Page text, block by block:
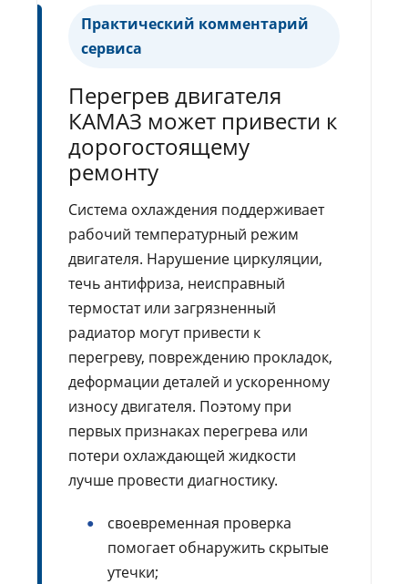
Практический комментарий
сервиса
Перегрев двигателя
КАМАЗ может привести к
дорогостоящему
ремонту
Система охлаждения поддерживает
рабочий температурный режим
двигателя. Нарушение циркуляции,
течь антифриза, неисправный
термостат или загрязненный
радиатор могут привести к
перегреву, повреждению прокладок,
деформации деталей и ускоренному
износу двигателя. Поэтому при
первых признаках перегрева или
потери охлаждающей жидкости
лучше провести диагностику.
своевременная проверка
помогает обнаружить скрытые
утечки;